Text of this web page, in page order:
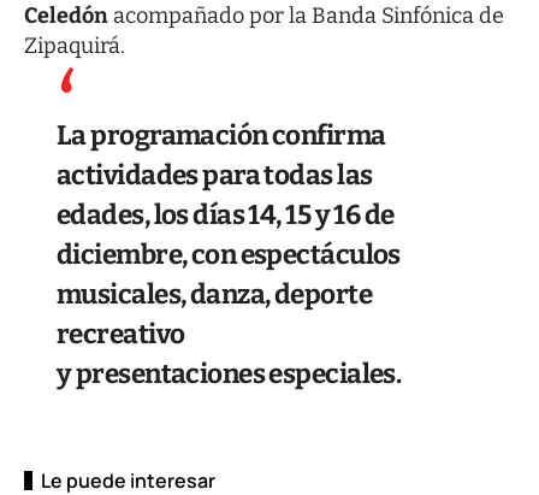
Celedón acompañado por la Banda Sinfónica de
Zipaquirá.
La programación confirma
actividades para todas las
edades, los días 14, 15 y 16 de
diciembre, con espectáculos
musicales, danza, deporte
recreativo
y presentaciones especiales.
Le puede interesar